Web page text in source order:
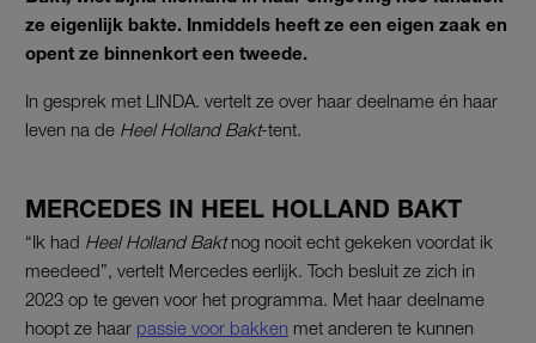
ze eigenlijk bakte. Inmiddels heeft ze een eigen zaak en
opent ze binnenkort een tweede.
In gesprek met LINDA. vertelt ze over haar deelname én haar
leven na de Heel Holland Bakt-tent.
MERCEDES IN HEEL HOLLAND BAKT
“Ik had Heel Holland Baktnog nooit echt gekeken voordat ik
meedeed”, vertelt Mercedes eerlijk. Toch besluit ze zich in
2023 op te geven voor het programma. Met haar deelname
hoopt ze haar passie voor bakken met anderen te kunnen